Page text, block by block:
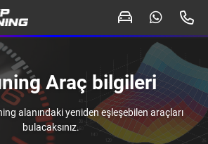
Araç bilgileri
alanındaki yeniden eşleşebilen araçları
bulacaksınız.